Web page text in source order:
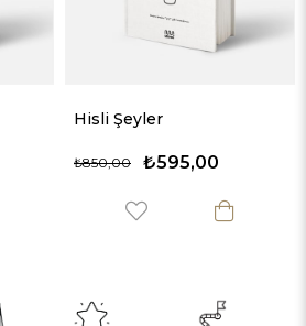
Hisli Şeyler
₺595,00
₺850,00